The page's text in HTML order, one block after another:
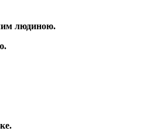
людиною.